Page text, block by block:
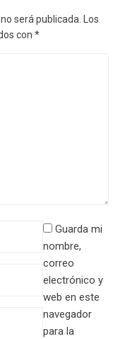
será publicada. Los
con *
Guarda mi
nombre,
correo
electrónico y
web en este
navegador
para la